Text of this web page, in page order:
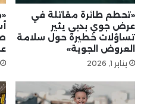
«تحطم طائرة مقاتلة في
عرض جوي بدبي يثير
تساؤلات خطيرة حول سلامة
العروض الجوية»
يناير 1, 2026